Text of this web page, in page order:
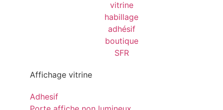
Affichage vitrine
Adhesif